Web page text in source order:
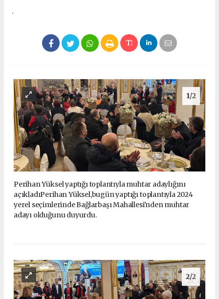
.
1/2
Perihan Yüksel yaptığı toplantıyla muhtar adaylığını
açıkladıPerihan Yüksel,bugün yaptığı toplantıyla 2024
yerel seçimlerinde Bağlarbaşı Mahallesi'nden muhtar
adayı olduğunu duyurdu.
2/2